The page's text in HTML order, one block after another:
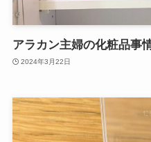
アラカン主婦の化粧品事
2024年3月22日